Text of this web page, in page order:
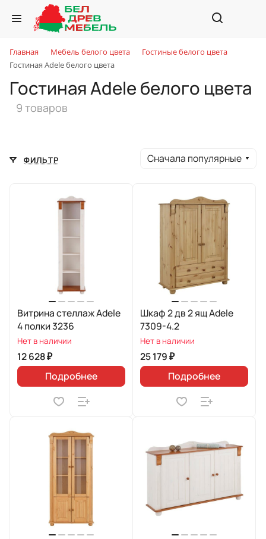
Главная Мебель белого цвета
Гостиные белого цвета
Гостиная Adele белого цвета
Гостиная Adele белого цвета
9 товаров
ФИЛЬТР Сначала популярные
Витрина стеллаж Adele
4 полки 3236
Нет в наличии
12 628 ₽
Подробнее
Шкаф 2 дв 2 ящ Adele
7309-4.2
Нет в наличии
25 179 ₽
Подробнее